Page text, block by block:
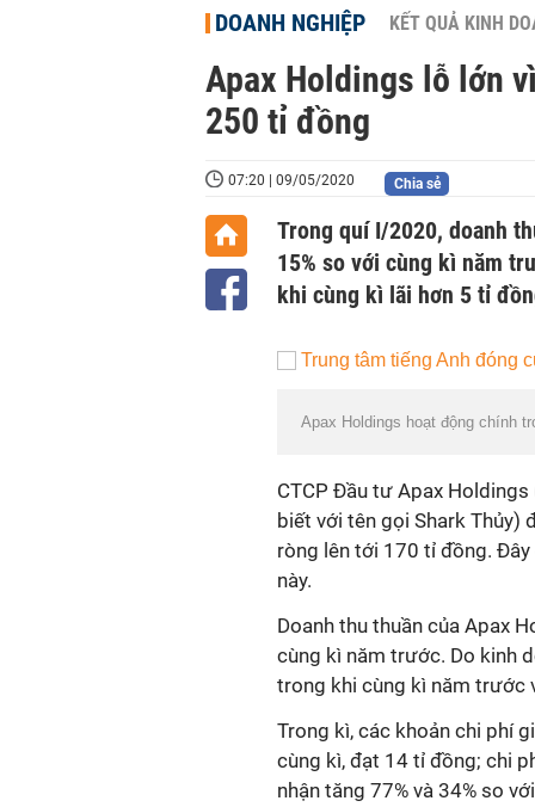
DOANH NGHIỆP KẾT QUẢ KINH
Apax Holdings lỗ lớn
250 tỉ đồng
07:20 | 09/05/2020 Chia sẻ
Trong quí I/2020, doanh
15% so với cùng kì năm
khi cùng kì lãi hơn 5 tỉ
Apax Holdings hoạt động chính
CTCP Đầu tư Apax
biết với tên gọi Shark Thủy)
ròng lên tới 170 tỉ đồng.
này.
Doanh thu thuần của Apax
cùng kì năm trước. Do kinh
trong khi cùng kì năm trước
Trong kì, các khoản chi phí
cùng kì, đạt 14 tỉ đồng; chi
nhận tăng 77% và 34% so